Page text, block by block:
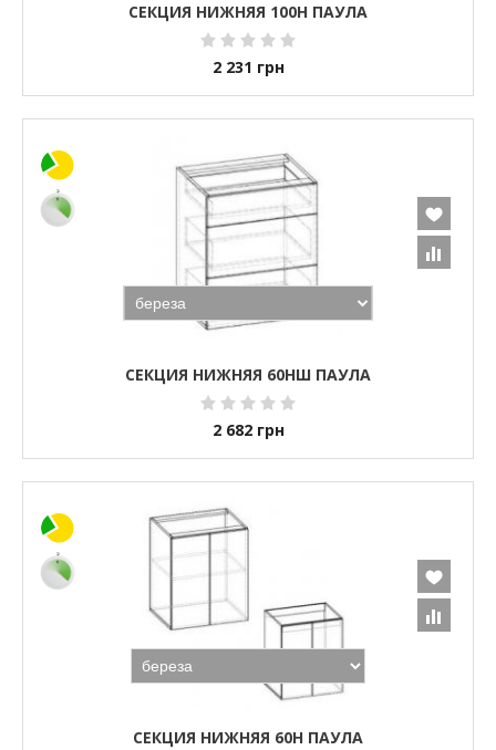
СЕКЦИЯ НИЖНЯЯ 100Н ПАУЛА
2 231 грн
СЕКЦИЯ НИЖНЯЯ 60НШ ПАУЛА
2 682 грн
СЕКЦИЯ НИЖНЯЯ 60Н ПАУЛА